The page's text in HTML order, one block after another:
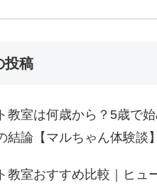
投稿
教室は何歳から？5歳で
結論【マルちゃん体験談】
教室おすすめ比較｜ヒュ